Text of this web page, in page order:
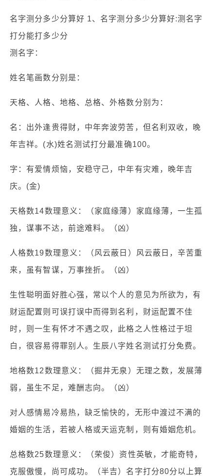
名字测分多少分算好 1、名字测分多少分算好:测名字
打分能打多少分
测名字：
姓名笔画数分别是：
天格、人格、地格、总格、外格数分别为：
名：出外逢贵得财，中年奔波劳苦，但名利双收，晚
年吉祥。(水)姓名测试打分最准确100。
字：有爱情烦恼，安稳守己，中年有灾难，晚年吉
庆。(金)
天格数14数理意义：（家庭缘薄）家庭缘薄，一生孤
独，谋事不达，前途难料。（凶）
人格数19数理意义：（风云蔽日）风云蔽日，辛苦重
来，虽有智谋，万事挫折。（凶）
生性聪明面好胜心强，常以个人的意见为所欲为，有
财运配置则可误打误中而得到名利，财运配置不佳
时，则一生有怀才不遇之叹，此格之人性格过于坦
白，很容易得罪别人。生辰八字姓名测试打分免费。
地格数12数理意义：（掘井无泉）无理之数，发展薄
弱，虽生不足，难酬志向。（凶）
对人感情易冷易热，缺乏愉快的，无形中渡过不满的
婚姻的生活，若被人格或天运克制，则有婚姻危机。
总格数25数理意义：（荣俊）资性英敏，才能奇特，
克服傲慢，尚可成功。（半吉）名字打分80分以上算